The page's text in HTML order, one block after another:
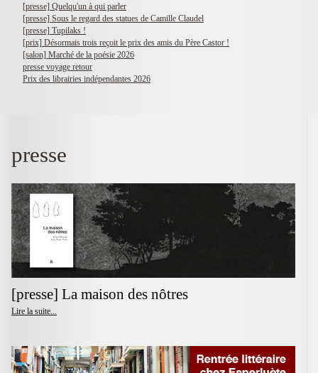
[presse] Quelqu'un à qui parler
[presse] Sous le regard des statues de Camille Claudel
[presse] Tupilaks !
[prix] Désormais trois reçoit le prix des amis du Père Castor !
[salon] Marché de la poésie 2026
presse voyage retour
Prix des librairies indépendantes 2026
presse
[presse] La maison des nôtres
Lire la suite...